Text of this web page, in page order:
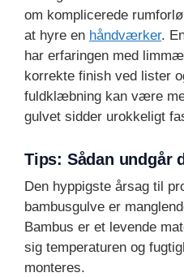
om komplicerede
at hyre en håndværker.
har erfaringen med
korrekte finish ved lister
fuldklæbning kan være
gulvet sidder urokkeligt
Tips: Sådan undgår
Den hyppigste årsag til
bambusgulve er
Bambus er et levende
sig temperaturen og
monteres.